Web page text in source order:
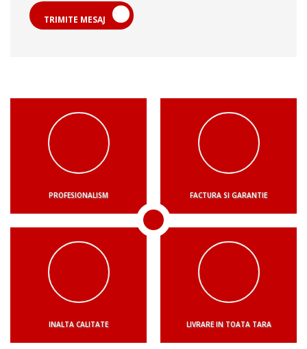
TRIMITE MESAJ
PROFESIONALISM FACTURA SI GARANTIE
INALTA CALITATE LIVRARE IN TOATA TARA